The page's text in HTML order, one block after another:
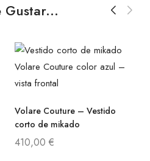
Gustar...
Volare Couture – Vestido
corto de mikado
410,00 €